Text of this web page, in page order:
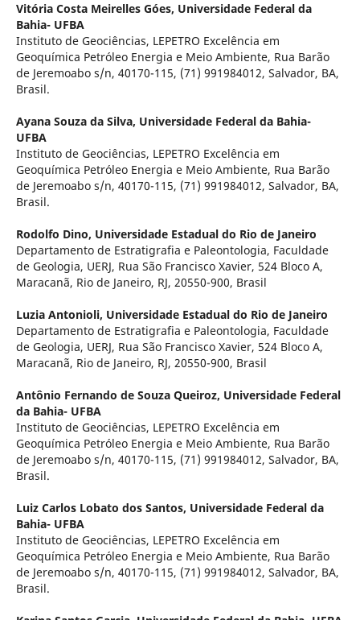
Vitória Costa Meirelles Góes, Universidade Federal da
Bahia- UFBA
Instituto de Geociências, LEPETRO Excelência em
Geoquímica Petróleo Energia e Meio Ambiente, Rua Barão
de Jeremoabo s/n, 40170-115, (71) 991984012, Salvador, BA,
Brasil.
Ayana Souza da Silva, Universidade Federal da Bahia-
UFBA
Instituto de Geociências, LEPETRO Excelência em
Geoquímica Petróleo Energia e Meio Ambiente, Rua Barão
de Jeremoabo s/n, 40170-115, (71) 991984012, Salvador, BA,
Brasil.
Rodolfo Dino, Universidade Estadual do Rio de Janeiro
Departamento de Estratigrafia e Paleontologia, Faculdade
de Geologia, UERJ, Rua São Francisco Xavier, 524 Bloco A,
Maracanã, Rio de Janeiro, RJ, 20550-900, Brasil
Luzia Antonioli, Universidade Estadual do Rio de Janeiro
Departamento de Estratigrafia e Paleontologia, Faculdade
de Geologia, UERJ, Rua São Francisco Xavier, 524 Bloco A,
Maracanã, Rio de Janeiro, RJ, 20550-900, Brasil
Antônio Fernando de Souza Queiroz, Universidade Federal
da Bahia- UFBA
Instituto de Geociências, LEPETRO Excelência em
Geoquímica Petróleo Energia e Meio Ambiente, Rua Barão
de Jeremoabo s/n, 40170-115, (71) 991984012, Salvador, BA,
Brasil.
Luiz Carlos Lobato dos Santos, Universidade Federal da
Bahia- UFBA
Instituto de Geociências, LEPETRO Excelência em
Geoquímica Petróleo Energia e Meio Ambiente, Rua Barão
de Jeremoabo s/n, 40170-115, (71) 991984012, Salvador, BA,
Brasil.